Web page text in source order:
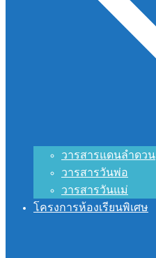
วารสารแดนลำดวน
วารสารวันพ่อ
วารสารวันแม่
โครงการห้องเรียนพิเศษ